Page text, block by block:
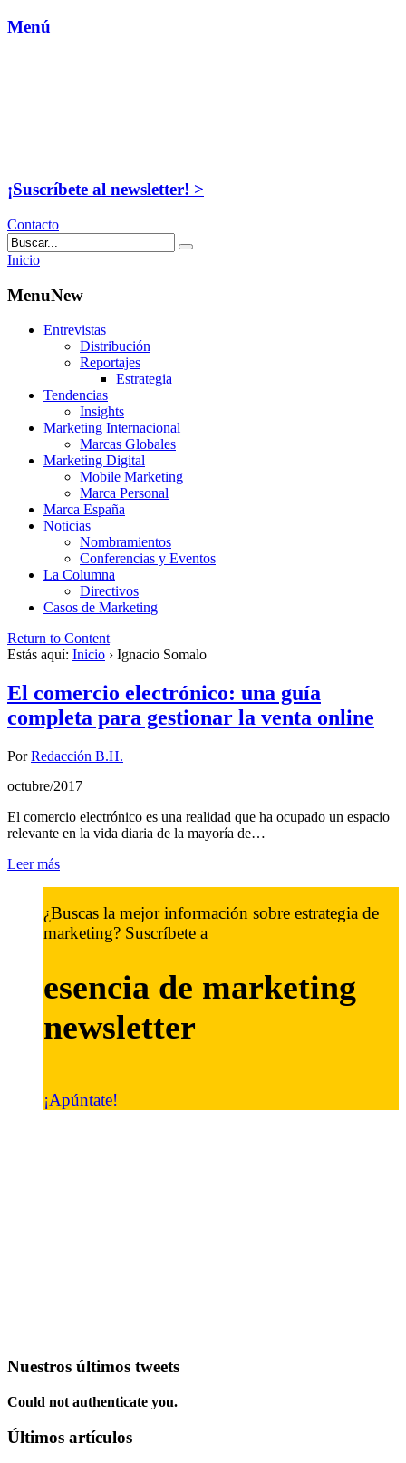
Menú
¡Suscríbete al newsletter! >
Contacto
Inicio
MenuNew
Entrevistas
Distribución
Reportajes
Estrategia
Tendencias
Insights
Marketing Internacional
Marcas Globales
Marketing Digital
Mobile Marketing
Marca Personal
Marca España
Noticias
Nombramientos
Conferencias y Eventos
La Columna
Directivos
Casos de Marketing
Return to Content
Estás aquí: Inicio › Ignacio Somalo
El comercio electrónico: una guía
completa para gestionar la venta online
PorRedacción B.H.
octubre/2017
El comercio electrónico es una realidad que ha ocupado un espacio
relevante en la vida diaria de la mayoría de…
Leer más
¿Buscas la mejor información sobre estrategia de
marketing? Suscríbete a
esencia de marketing
newsletter
¡Apúntate!
Nuestros últimos tweets
Could not authenticate you.
Últimos artículos